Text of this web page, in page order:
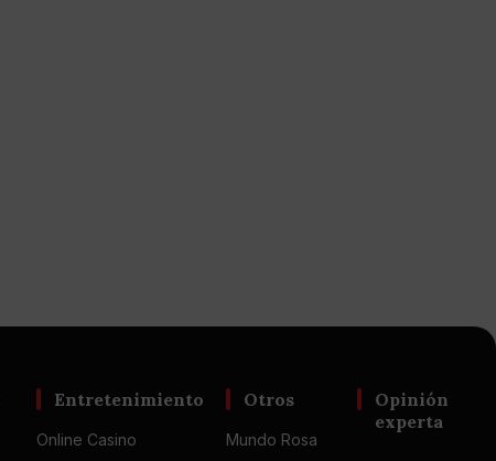
Entretenimiento
Online Casino
Otros
Mundo Rosa
Opinión
experta